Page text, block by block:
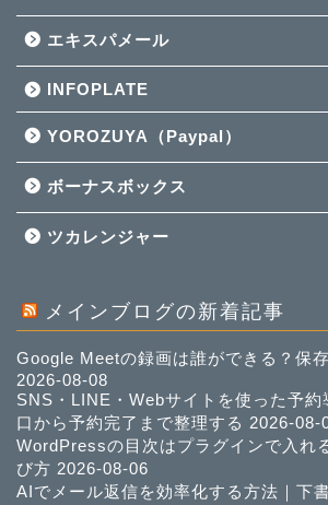
エキスパメール
INFOPLATE
YOROZUYA（Paypal）
ボーナスボックス
ツカレンジャー
メインブログの新着記事
Google Meetの録画は誰ができる？保
2026-08-08
SNS・LINE・Webサイトを使った予約
口から予約完了まで整理する 2026-08-
WordPressの目次はプラグインで入れ
び方 2026-08-06
AIでメール返信を効率化する方法｜下